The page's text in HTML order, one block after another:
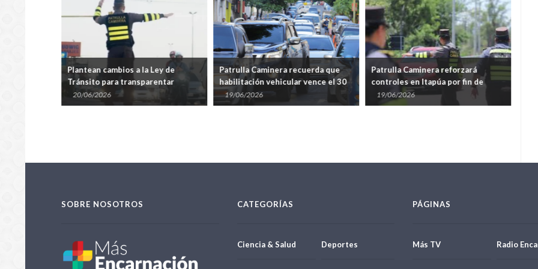
Plantean cambios a la Ley de
Tránsito para transparentar
controles de la Patrulla Caminera
20/06/2026
Patrulla Caminera recuerda que
habilitación vehicular vence el 30
de junio
19/06/2026
Patrulla Caminera reforzará
controles en Itapúa por fin de
semana largo y Día del Padre
19/06/2026
SOBRE NOSOTROS CATEGORÍAS
Ciencia & Salud Deportes
PÁGINAS
Más TV Radio